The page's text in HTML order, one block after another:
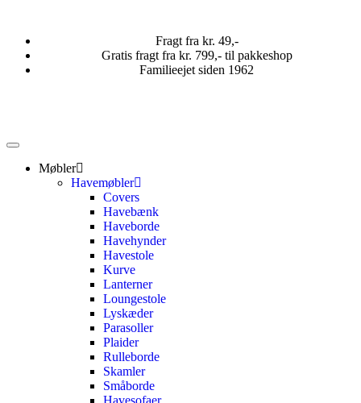
Fragt fra kr. 49,-
Gratis fragt fra kr. 799,- til pakkeshop
Familieejet siden 1962
Møbler
Havemøbler
Covers
Havebænk
Haveborde
Havehynder
Havestole
Kurve
Lanterner
Loungestole
Lyskæder
Parasoller
Plaider
Rulleborde
Skamler
Småborde
Havesofaer